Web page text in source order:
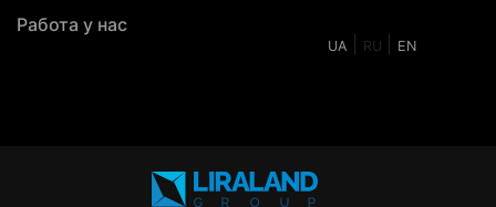
Работа у нас
UA RU EN